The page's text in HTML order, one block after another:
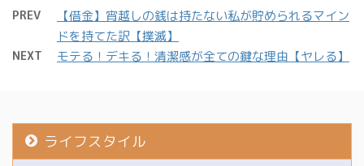
した。 これでようやく安
心…と思いきや、私の目
の前には新たな壁が立ち
と ...
を感じているなら、どう
ださい。 きなこ無駄を省
は、私の自己紹介であ
り、このブログを始めた
理由についてお話しす
がある 気づけば借金が膨
らんでいる 人生、もう手
PREV
【借金】宵越しの銭は持たない私が貯められるマイン
ドを持てた訳【撲滅】
NEXT モテる！デキる！清潔感が全ての鍵な理由【ヤレる】
ライフスタイル